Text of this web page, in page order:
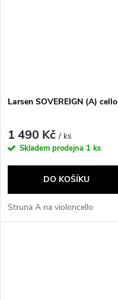
Larsen SOVEREIGN (A) cello
1 490 Kč/ ks
Skladem prodejna 1 ks
DO KOŠÍKU
Struna A na violoncello